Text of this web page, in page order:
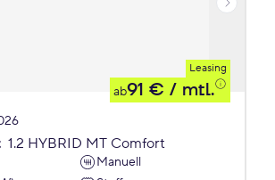
Leasing
ab91 € / mtl.
1.2 HYBRID MT Comfort
Manuell